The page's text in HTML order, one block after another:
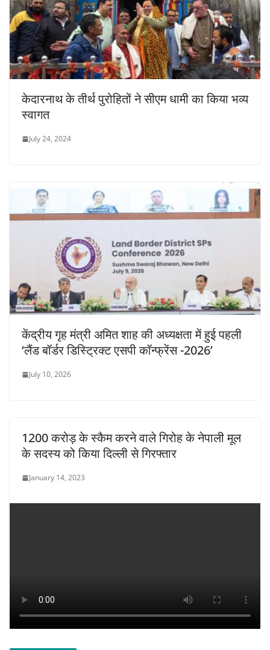
केदारनाथ के तीर्थ पुरोहितों ने सीएम धामी का किया भव्य
स्वागत
July 24, 2024
केंद्रीय गृह मंत्री अमित शाह की अध्यक्षता में हुई पहली
‘लैंड बॉर्डर डिस्ट्रिक्ट एसपी कॉन्फ्रेंस -2026’
July 10, 2026
1200 करोड़ के स्कैम करने वाले गिरोह के नेपाली मूल
के सदस्य को किया दिल्ली से गिरफ्तार
January 14, 2023